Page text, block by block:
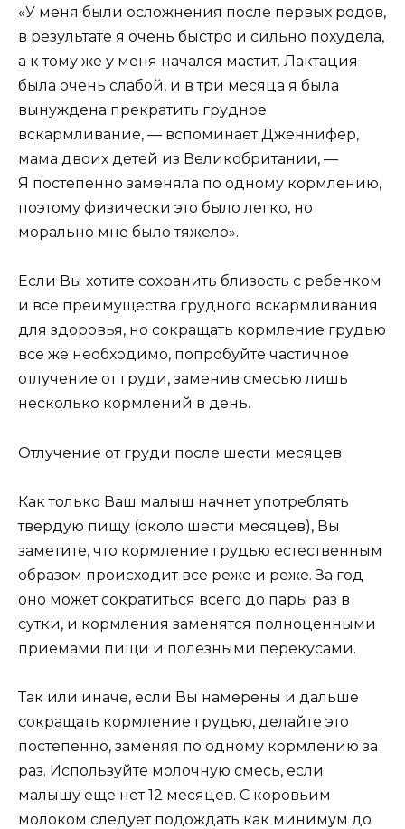
«У меня были осложнения после первых родов,
в результате я очень быстро и сильно похудела,
а к тому же у меня начался мастит. Лактация
была очень слабой, и в три месяца я была
вынуждена прекратить грудное
вскармливание, — вспоминает Дженнифер,
мама двоих детей из Великобритании, —
Я постепенно заменяла по одному кормлению,
поэтому физически это было легко, но
морально мне было тяжело».
Если Вы хотите сохранить близость с ребенком
и все преимущества грудного вскармливания
для здоровья, но сокращать кормление грудью
все же необходимо, попробуйте частичное
отлучение от груди, заменив смесью лишь
несколько кормлений в день.
Отлучение от груди после шести месяцев
Как только Ваш малыш начнет употреблять
твердую пищу (около шести месяцев), Вы
заметите, что кормление грудью естественным
образом происходит все реже и реже. За год
оно может сократиться всего до пары раз в
сутки, и кормления заменятся полноценными
приемами пищи и полезными перекусами.
Так или иначе, если Вы намерены и дальше
сокращать кормление грудью, делайте это
постепенно, заменяя по одному кормлению за
раз. Используйте молочную смесь, если
малышу еще нет 12 месяцев. С коровьим
молоком следует подождать как минимум до